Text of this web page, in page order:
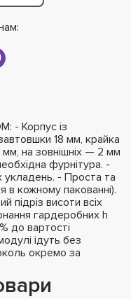
- Корпус із
18 мм, крайка
на зовнішніх — 2 мм
фурнітура. -
укладень. - Проста та
в кожному пакованні).
підріз висоти всіх
гардеробних h
до вартості
ідуть без
окремо за